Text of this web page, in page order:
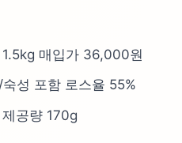
1.5kg 매입가 36,000원
성 포함 로스율 55%
공량 170g